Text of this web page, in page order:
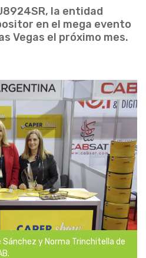
la entidad
en el mega evento
Vegas el próximo mes.
Sánchez y Norma Trinchitella de